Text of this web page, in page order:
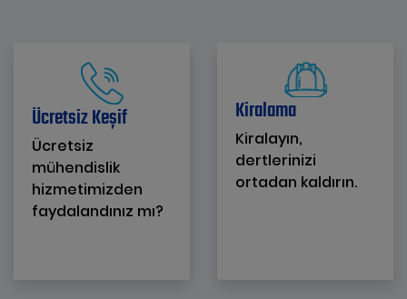
Ücretsiz Keşif
Ücretsiz
mühendislik
hizmetimizden
faydalandınız mı?
Kiralama
Kiralayın,
dertlerinizi
ortadan kaldırın.